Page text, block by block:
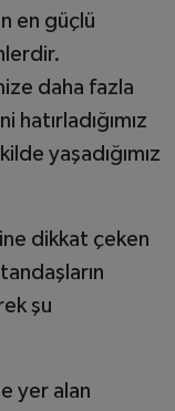
en güçlü
daha fazla
yaşadığımız
dikkat çeken
şu
yer alan